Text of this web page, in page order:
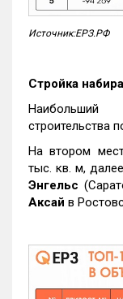
Источник:ЕРЗ.РФ
Стройка
Наибольший
строительства
На втором
тыс. кв. м,
Энгельс
Аксай в